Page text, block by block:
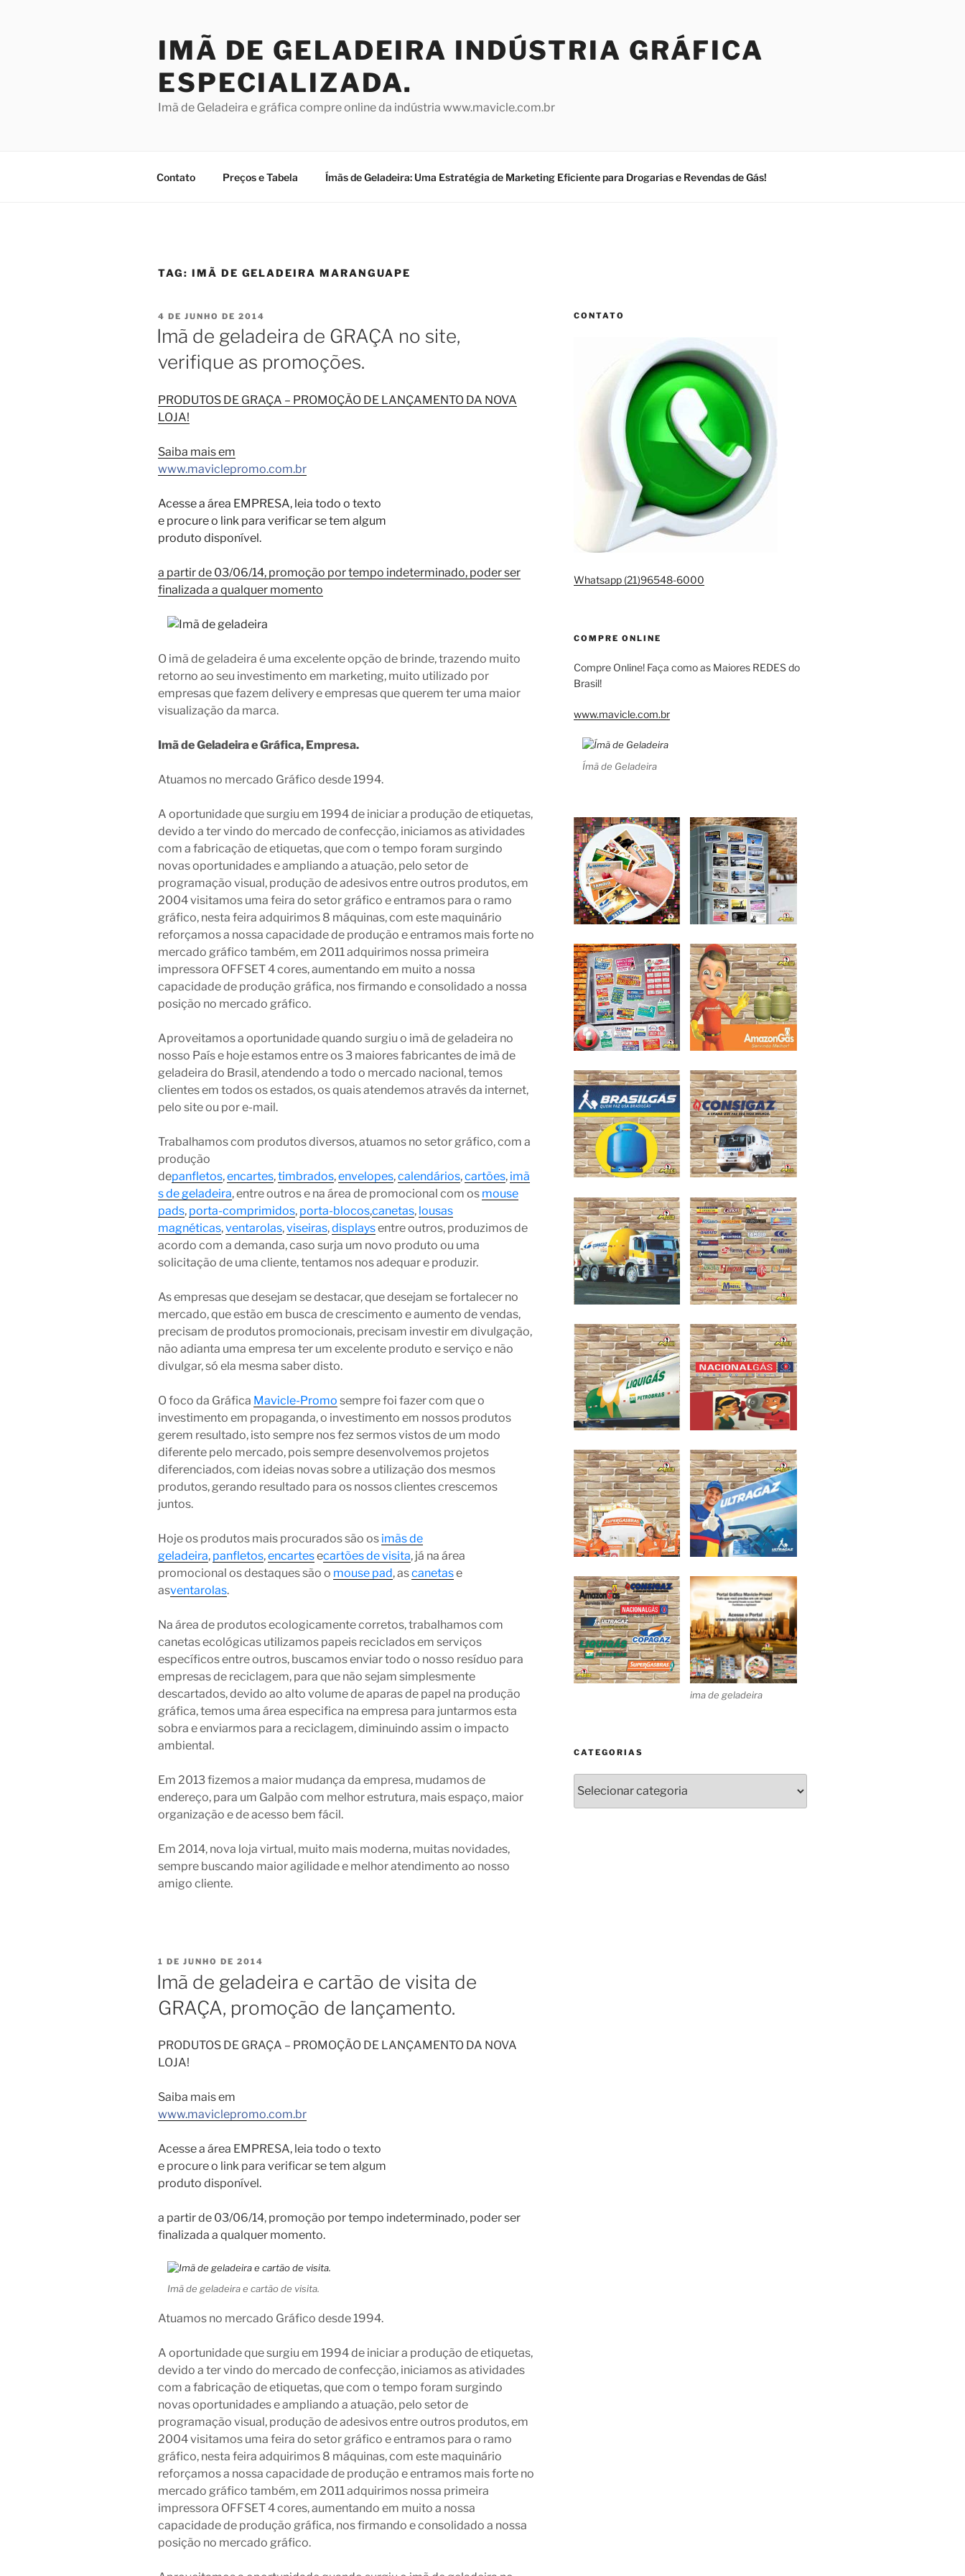
IMÃ DE GELADEIRA INDÚSTRIA GRÁFICA
ESPECIALIZADA.
Imã de Geladeira e gráfica compre online da indústria www.mavicle.com.br
Contato Preços e Tabela Ímãs de Geladeira: Uma Estratégia de Marketing Eficiente para Drogarias e Revendas de Gás!
TAG: IMÃ DE GELADEIRA MARANGUAPE
PUBLICADO
EM
4 DE JUNHO DE 2014
Imã de geladeira de GRAÇA no site,
verifique as promoções.
PRODUTOS DE GRAÇA – PROMOÇÃO DE LANÇAMENTO DA NOVA
LOJA!
Saiba mais em
www.maviclepromo.com.br
Acesse a área EMPRESA, leia todo o texto
e procure o link para verificar se tem algum
produto disponível.
a partir de 03/06/14, promoção por tempo indeterminado, poder ser
finalizada a qualquer momento
O imã de geladeira é uma excelente opção de brinde, trazendo muito
retorno ao seu investimento em marketing, muito utilizado por
empresas que fazem delivery e empresas que querem ter uma maior
visualização da marca.
Imã de Geladeira e Gráfica, Empresa.
Atuamos no mercado Gráfico desde 1994.
A oportunidade que surgiu em 1994 de iniciar a produção de etiquetas,
devido a ter vindo do mercado de confecção, iniciamos as atividades
com a fabricação de etiquetas, que com o tempo foram surgindo
novas oportunidades e ampliando a atuação, pelo setor de
programação visual, produção de adesivos entre outros produtos, em
2004 visitamos uma feira do setor gráfico e entramos para o ramo
gráfico, nesta feira adquirimos 8 máquinas, com este maquinário
reforçamos a nossa capacidade de produção e entramos mais forte no
mercado gráfico também, em 2011 adquirimos nossa primeira
impressora OFFSET 4 cores, aumentando em muito a nossa
capacidade de produção gráfica, nos firmando e consolidado a nossa
posição no mercado gráfico.
Aproveitamos a oportunidade quando surgiu o imã de geladeira no
nosso País e hoje estamos entre os 3 maiores fabricantes de imã de
geladeira do Brasil, atendendo a todo o mercado nacional, temos
clientes em todos os estados, os quais atendemos através da internet,
pelo site ou por e-mail.
Trabalhamos com produtos diversos, atuamos no setor gráfico, com a
produção
depanfletos,encartes,timbrados,envelopes,calendários,cartões, imã
s de geladeira, entre outros e na área de promocional com os mouse
pads, porta-comprimidos, porta-blocos,canetas, lousas
magnéticas,ventarolas,viseiras,displaysentre outros, produzimos de
acordo com a demanda, caso surja um novo produto ou uma
solicitação de uma cliente, tentamos nos adequar e produzir.
As empresas que desejam se destacar, que desejam se fortalecer no
mercado, que estão em busca de crescimento e aumento de vendas,
precisam de produtos promocionais, precisam investir em divulgação,
não adianta uma empresa ter um excelente produto e serviço e não
divulgar, só ela mesma saber disto.
O foco da Gráfica Mavicle-Promo sempre foi fazer com que o
investimento em propaganda, o investimento em nossos produtos
gerem resultado, isto sempre nos fez sermos vistos de um modo
diferente pelo mercado, pois sempre desenvolvemos projetos
diferenciados, com ideias novas sobre a utilização dos mesmos
produtos, gerando resultado para os nossos clientes crescemos
juntos.
Hoje os produtos mais procurados são os imãs de
geladeira, panfletos,encartesecartões de visita, já na área
promocional os destaques são o mouse pad, ascanetase
asventarolas.
Na área de produtos ecologicamente corretos, trabalhamos com
canetas ecológicas utilizamos papeis reciclados em serviços
específicos entre outros, buscamos enviar todo o nosso resíduo para
empresas de reciclagem, para que não sejam simplesmente
descartados, devido ao alto volume de aparas de papel na produção
gráfica, temos uma área especifica na empresa para juntarmos esta
sobra e enviarmos para a reciclagem, diminuindo assim o impacto
ambiental.
Em 2013 fizemos a maior mudança da empresa, mudamos de
endereço, para um Galpão com melhor estrutura, mais espaço, maior
organização e de acesso bem fácil.
Em 2014, nova loja virtual, muito mais moderna, muitas novidades,
sempre buscando maior agilidade e melhor atendimento ao nosso
amigo cliente.
PUBLICADO
1 DE JUNHO DE 2014
Imã de geladeira e cartão de visita de
GRAÇA, promoção de lançamento.
PRODUTOS DE GRAÇA – PROMOÇÃO DE LANÇAMENTO DA NOVA
LOJA!
Saiba mais em
www.maviclepromo.com.br
Acesse a área EMPRESA, leia todo o texto
e procure o link para verificar se tem algum
produto disponível.
a partir de 03/06/14, promoção por tempo indeterminado, poder ser
finalizada a qualquer momento.
Imã de geladeira e cartão de visita.
Atuamos no mercado Gráfico desde 1994.
A oportunidade que surgiu em 1994 de iniciar a produção de etiquetas,
devido a ter vindo do mercado de confecção, iniciamos as atividades
com a fabricação de etiquetas, que com o tempo foram surgindo
novas oportunidades e ampliando a atuação, pelo setor de
programação visual, produção de adesivos entre outros produtos, em
2004 visitamos uma feira do setor gráfico e entramos para o ramo
gráfico, nesta feira adquirimos 8 máquinas, com este maquinário
reforçamos a nossa capacidade de produção e entramos mais forte no
mercado gráfico também, em 2011 adquirimos nossa primeira
impressora OFFSET 4 cores, aumentando em muito a nossa
capacidade de produção gráfica, nos firmando e consolidado a nossa
posição no mercado gráfico.
CONTATO
Whatsapp (21)96548-6000
COMPRE ONLINE
Compre Online! Faça como as Maiores REDES do
Brasil!
www.mavicle.com.br
Ímã de Geladeira
ima de geladeira
CATEGORIAS